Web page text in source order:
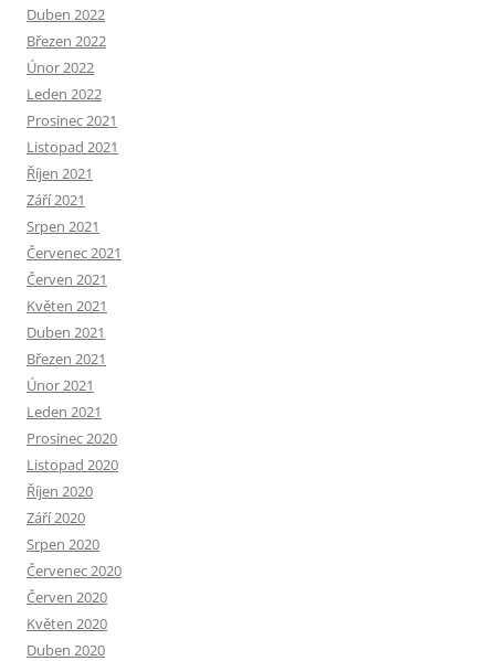
Duben 2022
Březen 2022
Únor 2022
Leden 2022
Prosinec 2021
Listopad 2021
Říjen 2021
Září 2021
Srpen 2021
Červenec 2021
Červen 2021
Květen 2021
Duben 2021
Březen 2021
Únor 2021
Leden 2021
Prosinec 2020
Listopad 2020
Říjen 2020
Září 2020
Srpen 2020
Červenec 2020
Červen 2020
Květen 2020
Duben 2020